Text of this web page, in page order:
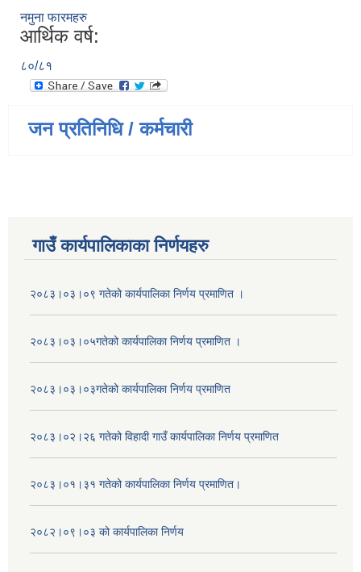
नमुना फारमहरु
आर्थिक वर्ष:
८०/८१
जन प्रतिनिधि / कर्मचारी
गाउँ कार्यपालिकाका निर्णयहरु
२०८३।०३।०९ गतेको कार्यपालिका निर्णय प्रमाणित ।
२०८३।०३।०५गतेको कार्यपालिका निर्णय प्रमाणित ।
२०८३।०३।०३गतेको कार्यपालिका निर्णय प्रमाणित
२०८३।०२।२६ गतेको विहादी गाउँ कार्यपालिका निर्णय प्रमाणित
२०८३।०१।३१ गतेको कार्यपालिका निर्णय प्रमाणित।
२०८२।०९।०३ को कार्यपालिका निर्णय